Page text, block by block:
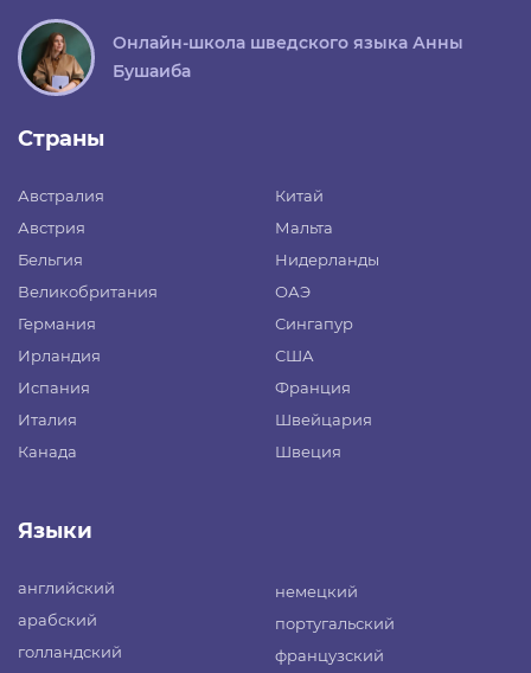
Онлайн-школа шведского языка Анны
Бушаиба
Страны
Австралия
Австрия
Бельгия
Великобритания
Германия
Ирландия
Испания
Италия
Канада
Китай
Мальта
Нидерланды
ОАЭ
Сингапур
США
Франция
Швейцария
Швеция
Языки
английский
арабский
голландский
немецкий
португальский
французский